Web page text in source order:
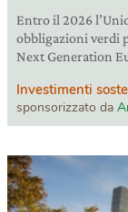
Entro il 2026
obbligazioni verdi
Next Generation
Investimenti
sponsorizzato da